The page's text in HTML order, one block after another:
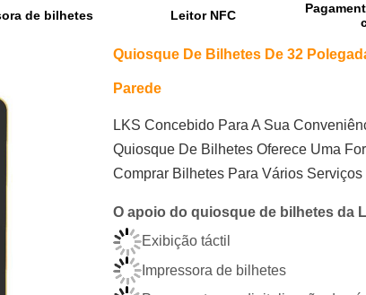
de bilhetes Leitor NFC
Quiosque De Bilhetes De 32
Parede
LKS Concebido Para A Sua
Quiosque De Bilhetes Oferece Uma
Comprar Bilhetes Para Vários Serviços
O apoio do quiosque de bilhetes da
Exibição táctil
Impressora de bilhetes